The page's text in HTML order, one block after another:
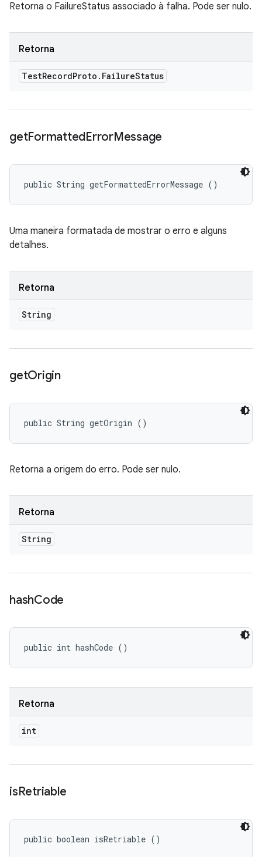
Retorna o FailureStatus associado à falha. Pode ser nulo.
Retorna
TestRecordProto . FailureStatus
getFormattedErrorMessage
public String getFormattedErrorMessage ()
Uma maneira formatada de mostrar o erro e alguns
detalhes.
Retorna
String
getOrigin
public String getOrigin ()
Retorna a origem do erro. Pode ser nulo.
Retorna
String
hashCode
public int hashCode ()
Retorna
int
isRetriable
public boolean isRetriable ()